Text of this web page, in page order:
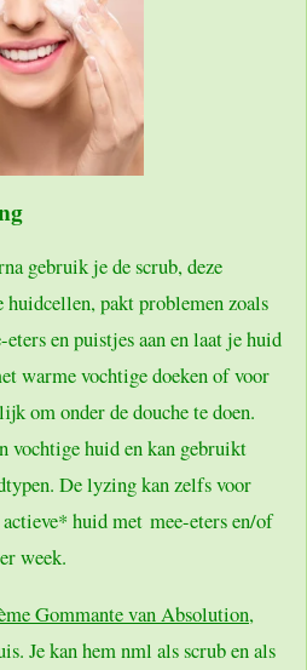
gebruik je de scrub, deze
pakt problemen zoals
en puistjes aan en laat je huid
warme vochtige doeken of voor
om onder de douche te doen.
vochtige huid en kan gebruikt
De lyzing kan zelfs voor
huid met mee-eters en/of
week.
Gommante van Absolution,
Je kan hem nml als scrub en als